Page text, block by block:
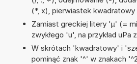
(*, x), pierwiastek
Zamiast greckiej litery 'µ' (=
zwykłego 'u', na przykład uPa
W skrótach 'kwadratowy' i
pominąć znak '^' w znakach